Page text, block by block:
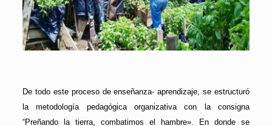
De todo este proceso de enseñanza- aprendizaje, se estructuró
la metodología pedagógica organizativa con la consigna
“Preñando la tierra, combatimos el hambre». En donde se